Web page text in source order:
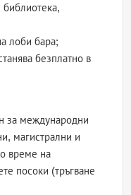
библиотека,
лоби бара;
безплатно в
за международни
магистрални и
време на
посоки (тръгване